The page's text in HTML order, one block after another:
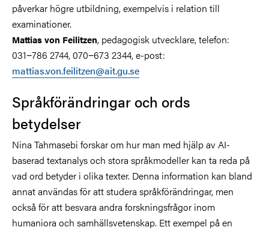
påverkar högre utbildning, exempelvis i relation till
examinationer.
Mattias von Feilitzen, pedagogisk utvecklare, telefon:
031−786 2744, 070−673 2344, e-post:
mattias.von.feilitzen@ait.gu.se
Språkförändringar och ords
betydelser
Nina Tahmasebi forskar om hur man med hjälp av AI-
baserad textanalys och stora språkmodeller kan ta reda på
vad ord betyder i olika texter. Denna information kan bland
annat användas för att studera språkförändringar, men
också för att besvara andra forskningsfrågor inom
humaniora och samhällsvetenskap. Ett exempel på en